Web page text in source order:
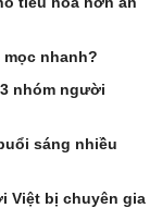
nhanh?
nhóm người
sáng nhiều
Việt bị chuyên gia